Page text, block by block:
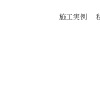
施工実例